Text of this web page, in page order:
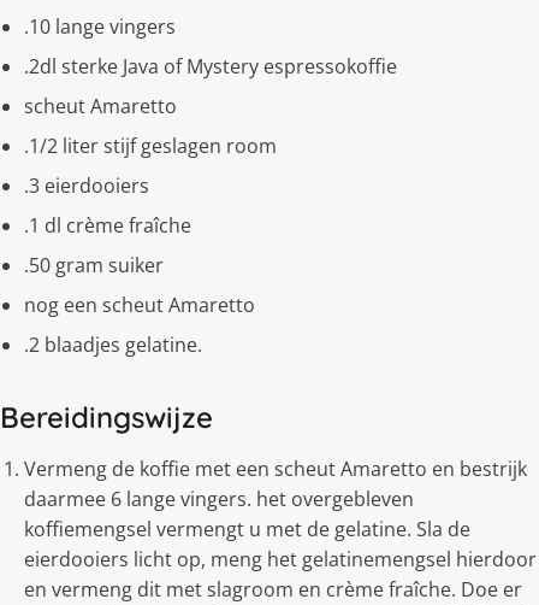
.10 lange vingers
.2dl sterke Java of Mystery espressokoffie
scheut Amaretto
.1/2 liter stijf geslagen room
.3 eierdooiers
.1 dl crème fraîche
.50 gram suiker
nog een scheut Amaretto
.2 blaadjes gelatine.
Bereidingswijze
Vermeng de koffie met een scheut Amaretto en bestrijk
daarmee 6 lange vingers. het overgebleven
koffiemengsel vermengt u met de gelatine. Sla de
eierdooiers licht op, meng het gelatinemengsel hierdoor
en vermeng dit met slagroom en crème fraîche. Doe er